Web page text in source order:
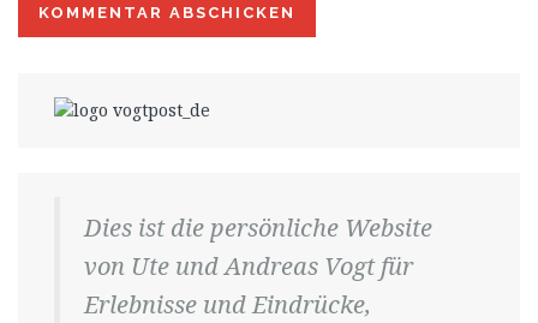
Dies ist die persönliche Website
von Ute und Andreas Vogt für
Erlebnisse und Eindrücke,